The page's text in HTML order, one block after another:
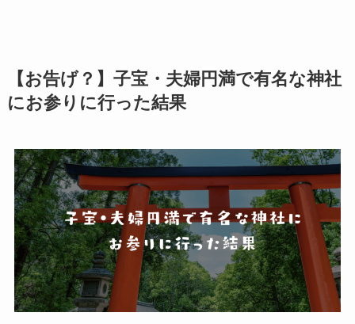
【お告げ？】子宝・夫婦円満で有名な神社
にお参りに行った結果